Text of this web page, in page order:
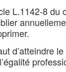
L.1142-8
d’atteindre